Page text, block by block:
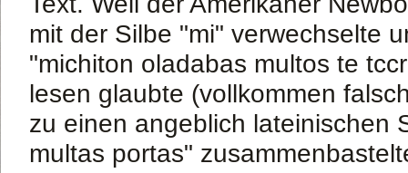
mit der Silbe "mi" verwechselte
"michiton oladabas multos te
lesen glaubte (vollkommen
zu einen angeblich lateinischen
multas portas"